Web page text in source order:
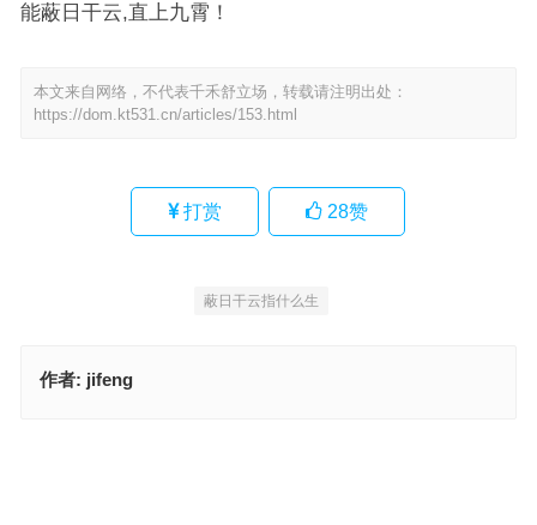
能蔽日干云,直上九霄！
本文来自网络，不代表千禾舒立场，转载请注明出处：
https://dom.kt531.cn/articles/153.html
打赏 28赞
蔽日干云指什么生
作者: jifeng